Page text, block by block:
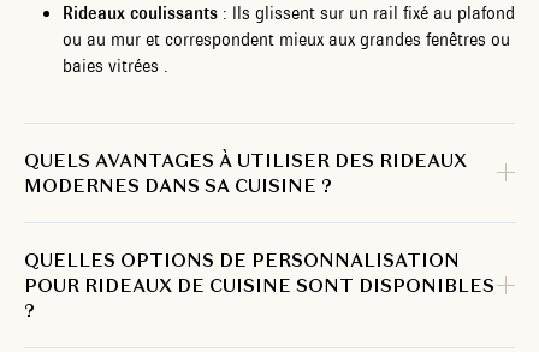
Rideaux coulissants : Ils glissent sur un rail fixé au plafond
ou au mur et correspondent mieux aux grandes fenêtres ou
baies vitrées .
QUELS AVANTAGES À UTILISER DES RIDEAUX
MODERNES DANS SA CUISINE ?
QUELLES OPTIONS DE PERSONNALISATION
POUR RIDEAUX DE CUISINE SONT DISPONIBLES
?